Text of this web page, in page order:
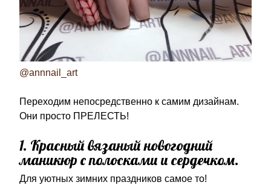
@annnail_art
Переходим непосредственно к самим дизайнам.
Они просто ПРЕЛЕСТЬ!
1. Красный вязаный новогодний
маникюр с полосками и сердечком.
Для уютных зимних праздников самое то!